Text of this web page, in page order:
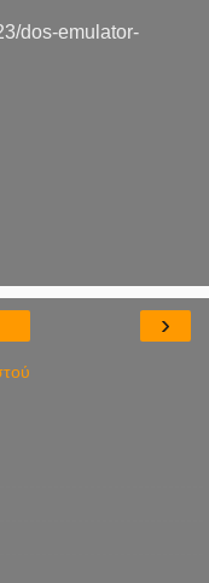
dos-emulator-
›